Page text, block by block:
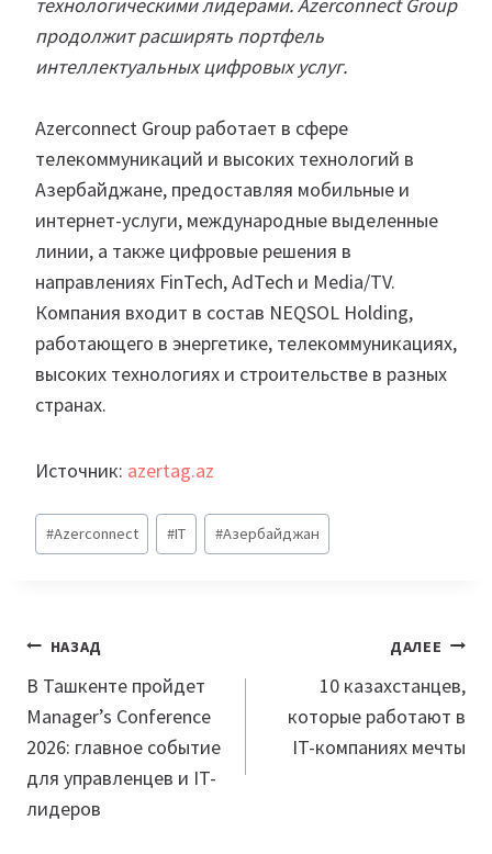
продолжит расширять портфель
интеллектуальных цифровых услуг.
Azerconnect Group работает в сфере
телекоммуникаций и высоких технологий в
Азербайджане, предоставляя мобильные и
интернет-услуги, международные выделенные
линии, а также цифровые решения в
направлениях FinTech, AdTech и Media/TV.
Компания входит в состав NEQSOL Holding,
работающего в энергетике, телекоммуникациях,
высоких технологиях и строительстве в разных
странах.
Источник: azertag.az
Метки
записи:
#Azerconnect #IT #Азербайджан
Навигация
по
записям
НАЗАД
В Ташкенте пройдет
Manager’s Conference
2026: главное событие
для управленцев и IT-
лидеров
ДАЛЕЕ
10 казахстанцев,
которые работают в
IT-компаниях мечты